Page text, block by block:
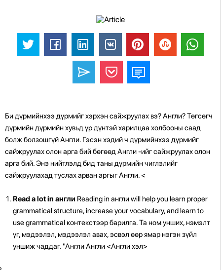
Би дүрмийнхээ дүрмийг хэрхэн сайжруулах вэ? Англи? Төгсөгч
дүрмийн дүрмийн хувьд үр дүнтэй харилцаа холбооны саад
болж болзошгүй Англи. Гэсэн хэдий ч дүрмийнхээ дүрмийг
сайжруулах олон арга бий бөгөөд Англи -ийг сайжруулах олон
арга бий. Энэ нийтлэлд бид таны дүрмийн чиглэлийг
сайжруулахад туслах арван аргыг Англи. <
Read a lot in англи Reading in англи will help you learn proper
grammatical structure, increase your vocabulary, and learn to
use grammatical контекстээр барилга. Та ном унших, нэмэлт
үг, мэдээлэл, мэдээлэл авах, эсвэл өөр ямар нэгэн зүйл
уншиж чаддаг. "Англи Англи <Англи хэл>